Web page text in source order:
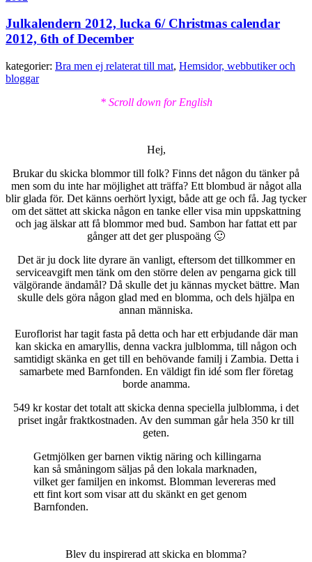
Julkalendern 2012, lucka 6/ Christmas calendar
2012, 6th of December
kategorier: Bra men ej relaterat till mat, Hemsidor, webbutiker och
bloggar
* Scroll down for English
Hej,
Brukar du skicka blommor till folk? Finns det någon du tänker på
men som du inte har möjlighet att träffa? Ett blombud är något alla
blir glada för. Det känns oerhört lyxigt, både att ge och få. Jag tycker
om det sättet att skicka någon en tanke eller visa min uppskattning
och jag älskar att få blommor med bud. Sambon har fattat ett par
gånger att det ger pluspoäng 🙂
Det är ju dock lite dyrare än vanligt, eftersom det tillkommer en
serviceavgift men tänk om den större delen av pengarna gick till
välgörande ändamål? Då skulle det ju kännas mycket bättre. Man
skulle dels göra någon glad med en blomma, och dels hjälpa en
annan människa.
Euroflorist har tagit fasta på detta och har ett erbjudande där man
kan skicka en amaryllis, denna vackra julblomma, till någon och
samtidigt skänka en get till en behövande familj i Zambia. Detta i
samarbete med Barnfonden. En väldigt fin idé som fler företag
borde anamma.
549 kr kostar det totalt att skicka denna speciella julblomma, i det
priset ingår fraktkostnaden. Av den summan går hela 350 kr till
geten.
Getmjölken ger barnen viktig näring och killingarna
kan så småningom säljas på den lokala marknaden,
vilket ger familjen en inkomst. Blomman levereras med
ett fint kort som visar att du skänkt en get genom
Barnfonden.
Blev du inspirerad att skicka en blomma?